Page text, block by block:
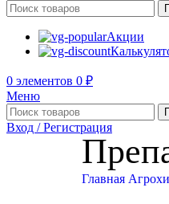
Акции
0 элементов 0 ₽
Меню
Вход / Регистрация
Главная